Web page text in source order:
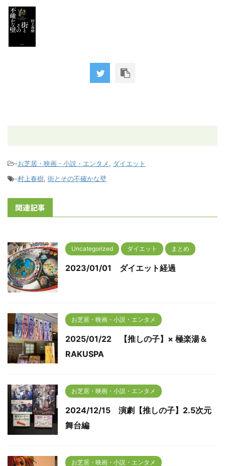
-お芝居・映画・小説・エンタメ, ダイエット
-村上春樹, 街とその不確かな壁
関連記事
Uncategorized ダイエット まとめ
2023/01/01 ダイエット経過
お芝居・映画・小説・エンタメ
2025/01/22 【推しの子】× 極楽湯＆
RAKUSPA
お芝居・映画・小説・エンタメ
2024/12/15 演劇【推しの子】2.5次元
舞台編
お芝居・映画・小説・エンタメ